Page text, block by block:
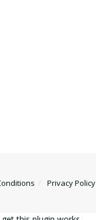
Privacy Policy